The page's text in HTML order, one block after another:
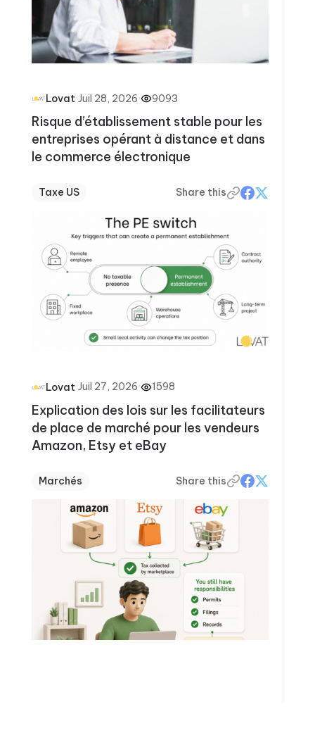
Lovat·Juil 28, 2026· 9093
Risque d’établissement stable pour les
entreprises opérant à distance et dans
le commerce électronique
Taxe US Share this
Lovat·Juil 27, 2026· 1598
Explication des lois sur les facilitateurs
de place de marché pour les vendeurs
Amazon, Etsy et eBay
Marchés Share this